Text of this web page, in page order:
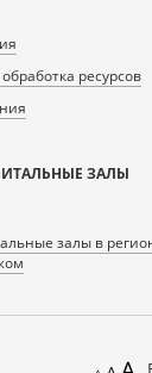
ресурсов
ЗАЛЫ
залы в